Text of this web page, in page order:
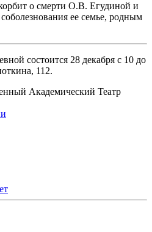
о смерти О.В. Егудиной и
ее семье, родным
состоится 28 декабря с 10 до
112.
Академический Театр